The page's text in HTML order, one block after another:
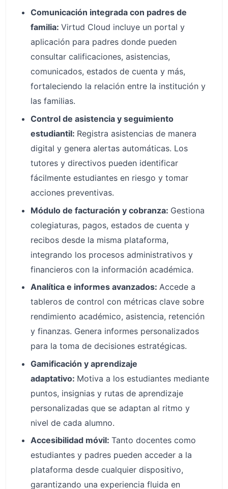
Comunicación integrada con padres de
familia: Virtud Cloud incluye un portal y
aplicación para padres donde pueden
consultar calificaciones, asistencias,
comunicados, estados de cuenta y más,
fortaleciendo la relación entre la institución y
las familias.
Control de asistencia y seguimiento
estudiantil: Registra asistencias de manera
digital y genera alertas automáticas. Los
tutores y directivos pueden identificar
fácilmente estudiantes en riesgo y tomar
acciones preventivas.
Módulo de facturación y cobranza: Gestiona
colegiaturas, pagos, estados de cuenta y
recibos desde la misma plataforma,
integrando los procesos administrativos y
financieros con la información académica.
Analítica e informes avanzados: Accede a
tableros de control con métricas clave sobre
rendimiento académico, asistencia, retención
y finanzas. Genera informes personalizados
para la toma de decisiones estratégicas.
Gamificación y aprendizaje
adaptativo: Motiva a los estudiantes mediante
puntos, insignias y rutas de aprendizaje
personalizadas que se adaptan al ritmo y
nivel de cada alumno.
Accesibilidad móvil: Tanto docentes como
estudiantes y padres pueden acceder a la
plataforma desde cualquier dispositivo,
garantizando una experiencia fluida en